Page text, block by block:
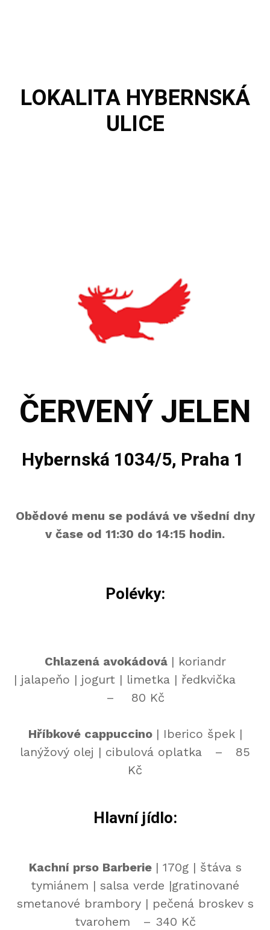
LOKALITA HYBERNSKÁ
ULICE
ČERVENÝ JELEN
Hybernská 1034/5, Praha 1
Obědové menu se podává ve všední dny
v čase od 11:30 do 14:15 hodin.
Polévky:
Chlazená avokádová | koriandr
| jalapeňo | jogurt | limetka | ředkvička
– 80 Kč
Hříbkové cappuccino | Iberico špek |
lanýžový olej | cibulová oplatka – 85
Kč
Hlavní jídlo:
Kachní prso Barberie | 170g | štáva s
tymiánem | salsa verde |gratinované
smetanové brambory | pečená broskev s
tvarohem – 340 Kč